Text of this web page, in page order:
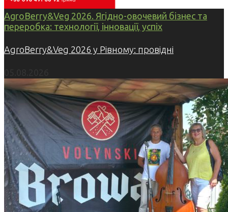
AgroBerry&Veg 2026. Ягідно-овочевий бізнес та
переробка: технології, інновації, успіх
AgroBerry&Veg 2026 у Рівному: провідні